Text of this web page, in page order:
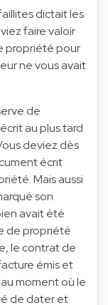
dictait les
faire valoir
propriété pour
ne vous avait
de
au plus tard
deviez dès
écrit
Mais aussi
son
avait été
de propriété
le contrat de
émis et
moment où le
de dater et